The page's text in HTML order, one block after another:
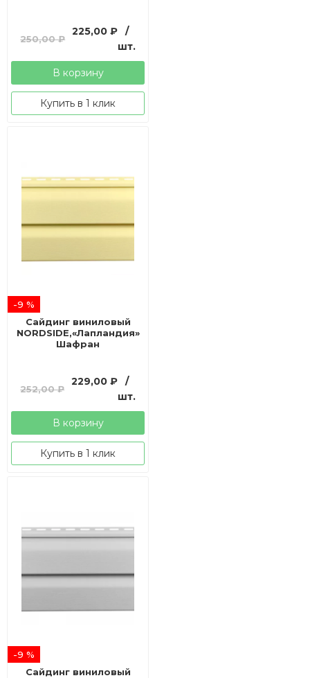
250,00₽
Первоначальная
составляла
250,00 ₽.
225,00₽
Текущая
225,00 ₽.
/
шт.
В корзину
Купить в 1 клик
-9 %
Сайдинг виниловый
NORDSIDE,«Лапландия»
Шафран
252,00₽
Первоначальная
составляла
252,00 ₽.
229,00₽
Текущая
229,00 ₽.
/
шт.
В корзину
Купить в 1 клик
-9 %
Сайдинг виниловый